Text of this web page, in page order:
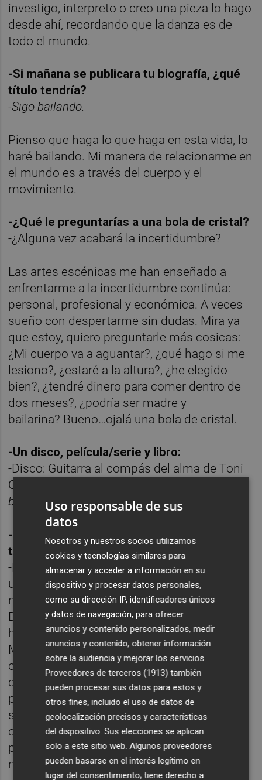
investigo, interpreto o creo una pieza lo hago
desde ahí, recordando que la danza es de
todo el mundo.
-Si mañana se publicara tu biografía, ¿qué
título tendría?
-Sigo bailando.
Pienso que haga lo que haga en esta vida, lo
haré bailando. Mi manera de relacionarme en
el mundo es a través del cuerpo y el
movimiento.
-¿Qué le preguntarías a una bola de cristal?
-¿Alguna vez acabará la incertidumbre?
Las artes escénicas me han enseñado a
enfrentarme a la incertidumbre continúa:
personal, profesional y económica. A veces
sueño con despertarme sin dudas. Mira ya
que estoy, quiero preguntarle más cosicas:
¿Mi cuerpo va a aguantar?, ¿qué hago si me
lesiono?, ¿estaré a la altura?, ¿he elegido
bien?, ¿tendré dinero para comer dentro de
dos meses?, ¿podría ser madre y
bailarina? Bueno…ojalá una bola de cristal.
-Un disco, película/serie y libro:
-Disco: Guitarra al compás del alma de Toni
Cotolí. Serie:
bailar
de Greta García.
-Momento artístico/profesional "tierra
trágame":
-Pfffff… tierra trágame varias, pero contaré
una de nervios, porque otra cosa no sé, pero
nerviosa sí soy. Estaba de gira con Marea
Danza, en el ensayo me di cuenta que me
había dejado las castañuelas en València.
Mis compañeras movieron cielo y tierra para
conseguir unas a contrarreloj, finalmente,
compré unas castañuelas reguleras, con un
par de apaños y trucos conseguimos que
sonasen bonitas. Las guardo con mucho
cariño, no serán las mejores castañuelas,
pero sí las castañuelas conseguidas con
más nervios de la historia.
Uso responsable de sus
datos
Nosotros y nuestros socios utilizamos
cookies y tecnologías similares para
almacenar y acceder a información en su
dispositivo y procesar datos personales,
como su dirección IP, identificadores únicos
y datos de navegación, para ofrecer
anuncios y contenido personalizados, medir
anuncios y contenido, obtener información
sobre la audiencia y mejorar los servicios.
Proveedores de terceros (1913) también
pueden procesar sus datos para estos y
otros fines, incluido el uso de datos de
geolocalización precisos y características
del dispositivo. Sus elecciones se aplican
solo a este sitio web. Algunos proveedores
pueden basarse en el interés legítimo en
lugar del consentimiento; tiene derecho a